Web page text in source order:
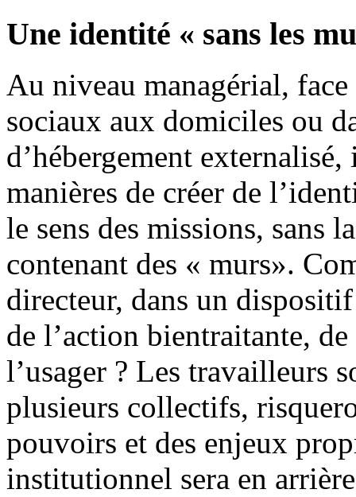
Une identité « sans les
Au niveau managérial,
sociaux aux domiciles ou
d’hébergement
manières de créer de
le sens des missions, sans
contenant des « murs».
directeur, dans un dispositif
de l’action bientraitante,
l’usager ? Les travailleurs
plusieurs collectifs,
pouvoirs et des enjeux
institutionnel sera en